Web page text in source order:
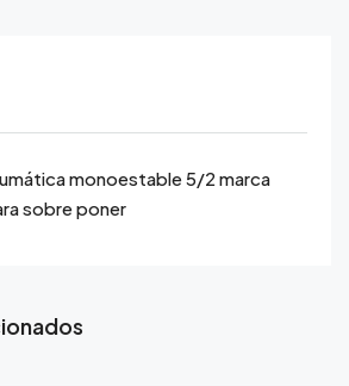
monoestable 5/2 marca
sobre poner